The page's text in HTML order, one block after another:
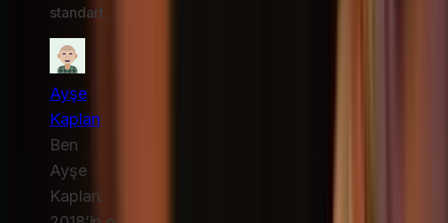
standart.
Ayşe
Kaplan
Ben
Ayşe
Kaplan.